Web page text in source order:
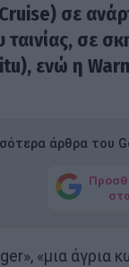
σε
σε
ενώ η
άρθρα του
«μια